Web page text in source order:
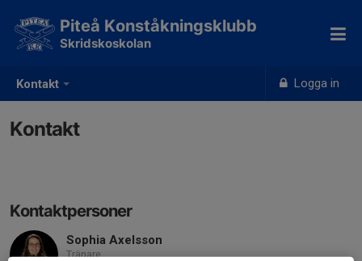
Kontakt Logga in
Piteå Konståkningsklubb
Skridskoskolan
Kontakt
Kontaktpersoner
Sophia Axelsson
Tränare